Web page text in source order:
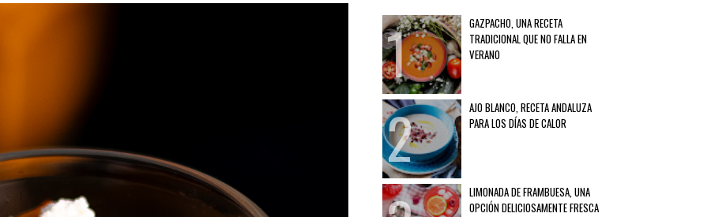
GAZPACHO, UNA RECETA
TRADICIONAL QUE NO FALLA EN
VERANO
AJO BLANCO, RECETA ANDALUZA
PARA LOS DÍAS DE CALOR
LIMONADA DE FRAMBUESA, UNA
OPCIÓN DELICIOSAMENTE FRESCA